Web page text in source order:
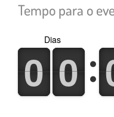
Tempo para o
0
0
1
1 0
0
1
1
Dias